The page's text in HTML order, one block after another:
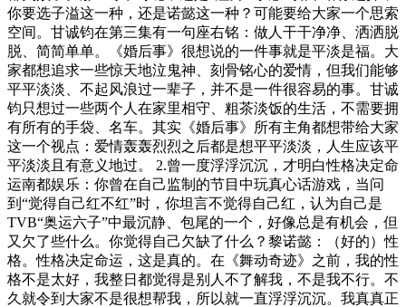
你要选子溢这一种，还是诺懿这一种？可能要给大家一个思索
空间。甘诚钧在第三集有一句座右铭：做人干干净净、洒洒脱
脱、简简单单。《婚后事》很想说的一件事就是平淡是福。大
家都想追求一些惊天地泣鬼神、刻骨铭心的爱情，但我们能够
平平淡淡、不起风浪过一辈子，并不是一件很容易的事。甘诚
钧只想过一些两个人在家里相守、粗茶淡饭的生活，不需要拥
有所有的手袋、名车。其实《婚后事》所有主角都想带给大家
这一个视点：爱情轰轰烈烈之后都是想平平淡淡，人生应该平
平淡淡且有意义地过。 2.曾一度浮浮沉沉，才明白性格决定命
运南都娱乐：你曾在自己监制的节目中玩真心话游戏，当问
到“觉得自己红不红”时，你坦言不觉得自己红，认为自己是
TVB“奥运六子”中最沉静、包尾的一个，好像总是有机会，但
又欠了些什么。你觉得自己欠缺了什么？黎诺懿：（好的）性
格。性格决定命运，这是真的。在《舞动奇迹》之前，我的性
格不是太好，我整日都觉得是别人不了解我，不是我不行。不
久就令到大家不是很想帮我，所以就一直浮浮沉沉。我真真正